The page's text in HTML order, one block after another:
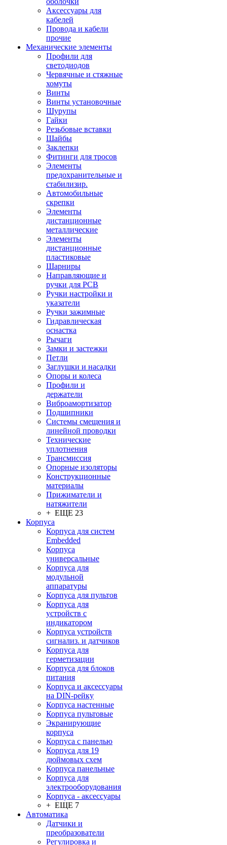
Аксессуары для
кабелей
Провода и кабели
прочие
Механические элементы
Профили для
светодиодов
Червячные и стяжные
хомуты
Винты
Винты установочные
Шурупы
Гайки
Резьбовые вставки
Шайбы
Заклепки
Фитинги для тросов
Элементы
предохранительные и
стабилизир.
Автомобильные
скрепки
Элементы
дистанционные
металлические
Элементы
дистанционные
пластиковые
Шарниры
Направляющие и
ручки для PCB
Ручки настройки и
указатели
Ручки зажимные
Гидравлическая
оснастка
Рычаги
Замки и застежки
Петли
Заглушки и насадки
Опоры и колеса
Профили и
держатели
Виброамортизатор
Подшипники
Системы смещения и
линейной проводки
Технические
уплотнения
Трансмиссия
Опорные изоляторы
Конструкционные
материалы
Прижиматели и
натяжители
+ ЕЩЕ 23
Корпуса
Корпуса для систем
Embedded
Корпуса
универсальные
Корпуса для
модульной
аппаратуры
Корпуса для пультов
Корпуса для
устройств с
индикатором
Корпуса устройств
сигнализ. и датчиков
Корпуса для
герметизации
Корпуса для блоков
питания
Корпуса и аксессуары
на DIN-рейку
Корпуса настенные
Корпуса пультовые
Экранирующие
корпуса
Корпуса с панелью
Корпуса для 19
дюймовых схем
Корпуса панельные
Корпуса для
электрооборудования
Корпуса - аксессуары
+ ЕЩЕ 7
Автоматика
Датчики и
преобразователи
Регулировка и